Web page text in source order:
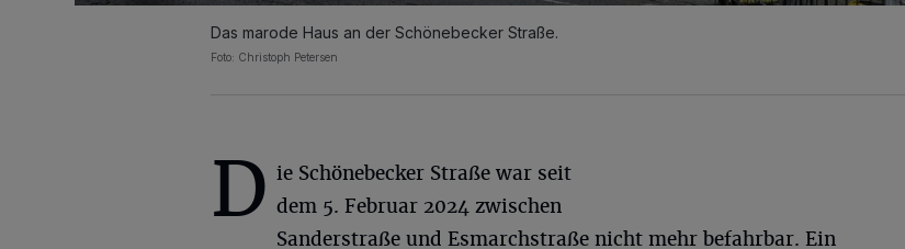
Das marode Haus an der Schönebecker Straße.
Foto: Christoph Petersen
D ie Schönebecker Straße war seit
dem 5. Februar 2024 zwischen
Sanderstraße und Esmarchstraße nicht mehr befahrbar. Ein